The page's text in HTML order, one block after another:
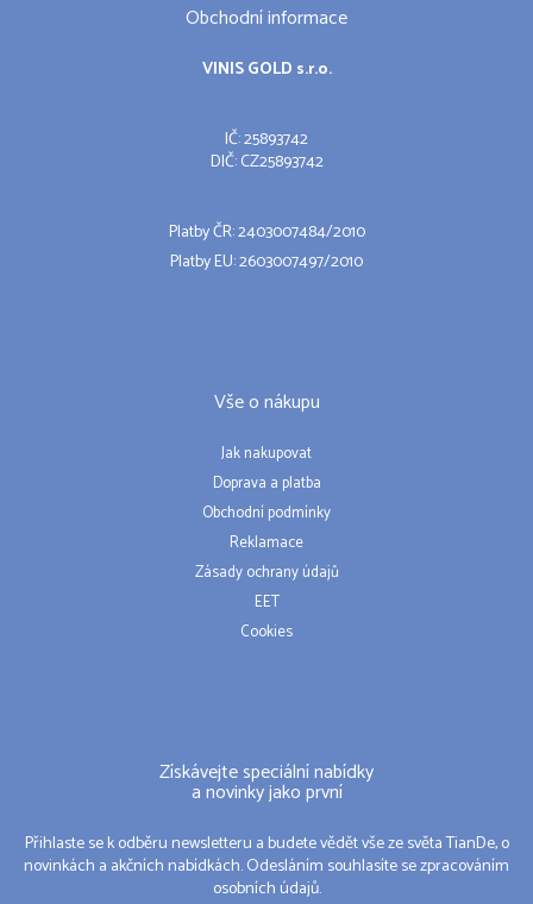
Obchodní informace
VINIS GOLD s.r.o.
IČ: 25893742
DIČ: CZ25893742
Platby ČR: 2403007484/2010
Platby EU: 2603007497/2010
Vše o nákupu
Jak nakupovat
Doprava a platba
Obchodní podmínky
Reklamace
Zásady ochrany údajů
EET
Cookies
Získávejte speciální nabídky
a novinky jako první
Přihlaste se k odběru newsletteru a budete vědět vše ze světa TianDe, o
novinkách a akčních nabídkách. Odesláním souhlasíte se zpracováním
osobních údajů.